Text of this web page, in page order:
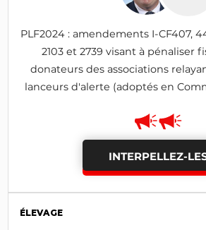
PLF2024 : amendements I-CF407,
2103 et 2739 visant à pénaliser
donateurs des associations
lanceurs d'alerte (adoptés en
INTERPELLEZ-
ÉLEVAGE